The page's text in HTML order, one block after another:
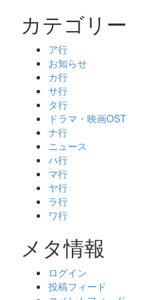
カテゴリー
ア行
お知らせ
カ行
サ行
タ行
ドラマ・映画OST
ナ行
ニュース
ハ行
マ行
ヤ行
ラ行
ワ行
メタ情報
ログイン
投稿フィード